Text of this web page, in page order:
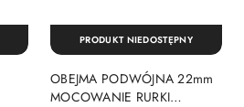
OBEJMA PODWÓJNA 22mm
MOCOWANIE RURKI
PRODUKT NIEDOSTĘPNY